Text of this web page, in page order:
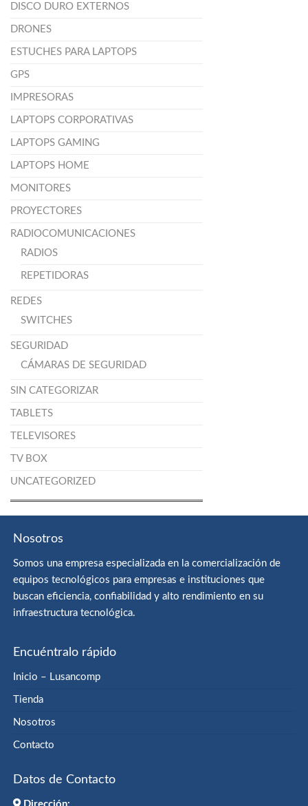
DISCO DURO EXTERNOS
DRONES
ESTUCHES PARA LAPTOPS
GPS
IMPRESORAS
LAPTOPS CORPORATIVAS
LAPTOPS GAMING
LAPTOPS HOME
MONITORES
PROYECTORES
RADIOCOMUNICACIONES
RADIOS
REPETIDORAS
REDES
SWITCHES
SEGURIDAD
CÁMARAS DE SEGURIDAD
SIN CATEGORIZAR
TABLETS
TELEVISORES
TV BOX
UNCATEGORIZED
Nosotros
Somos una empresa especializada en la comercialización de
equipos tecnológicos para empresas e instituciones que
buscan eficiencia, confiabilidad y alto rendimiento en su
infraestructura tecnológica.
Encuéntralo rápido
Inicio – Lusancomp
Tienda
Nosotros
Contacto
Datos de Contacto